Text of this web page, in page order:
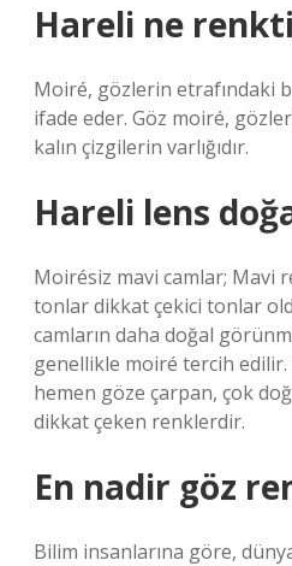
Hareli ne
Moiré, gözlerin etrafındaki
ifade eder. Göz moiré,
kalın çizgilerin varlığıdır.
Hareli lens
Moirésiz mavi camlar; Mavi
tonlar dikkat çekici tonlar
camların daha doğal
genellikle moiré tercih
hemen göze çarpan, çok
dikkat çeken renklerdir.
En nadir göz
Bilim insanlarına göre,